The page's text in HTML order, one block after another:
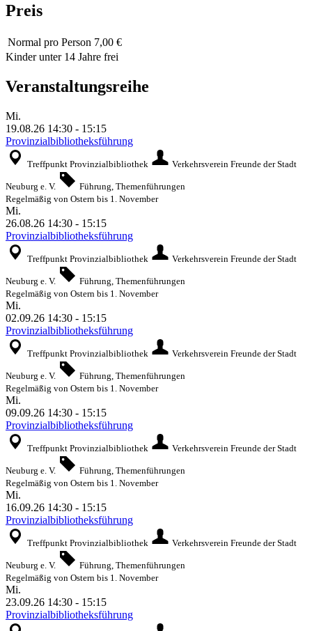
Preis
Normal pro Person 7,00 €
Kinder unter 14 Jahre frei
Veranstaltungsreihe
Mi.
19.08.26 14:30 - 15:15
Provinzialbibliotheksführung
Treffpunkt Provinzialbibliothek Verkehrsverein Freunde der Stadt
Neuburg e. V.
Führung, Themenführungen
Regelmäßig von Ostern bis 1. November
Mi.
26.08.26 14:30 - 15:15
Provinzialbibliotheksführung
Treffpunkt Provinzialbibliothek Verkehrsverein Freunde der Stadt
Neuburg e. V.
Führung, Themenführungen
Regelmäßig von Ostern bis 1. November
Mi.
02.09.26 14:30 - 15:15
Provinzialbibliotheksführung
Treffpunkt Provinzialbibliothek Verkehrsverein Freunde der Stadt
Neuburg e. V.
Führung, Themenführungen
Regelmäßig von Ostern bis 1. November
Mi.
09.09.26 14:30 - 15:15
Provinzialbibliotheksführung
Treffpunkt Provinzialbibliothek Verkehrsverein Freunde der Stadt
Neuburg e. V.
Führung, Themenführungen
Regelmäßig von Ostern bis 1. November
Mi.
16.09.26 14:30 - 15:15
Provinzialbibliotheksführung
Treffpunkt Provinzialbibliothek Verkehrsverein Freunde der Stadt
Neuburg e. V.
Führung, Themenführungen
Regelmäßig von Ostern bis 1. November
Mi.
23.09.26 14:30 - 15:15
Provinzialbibliotheksführung